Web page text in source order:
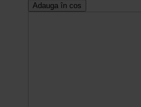
Adauga în cos